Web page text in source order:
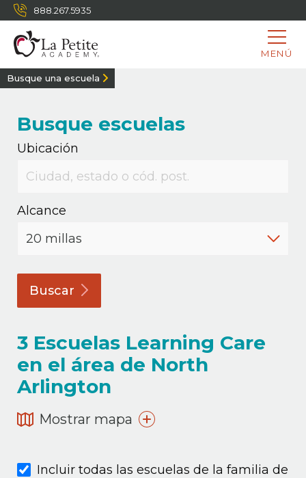
888.267.5935
MENÚ
Busque una escuela
Busque escuelas
Ubicación
Alcance
Buscar
3 Escuelas Learning Care
en el área de North
Arlington
Mostrar mapa
Incluir todas las escuelas de la familia de